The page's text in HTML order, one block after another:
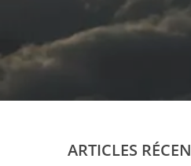
ARTICLES